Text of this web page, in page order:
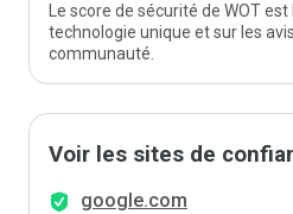
Le score de sécurité de WOT
technologie unique et sur les
communauté.
Voir les sites de
google.com